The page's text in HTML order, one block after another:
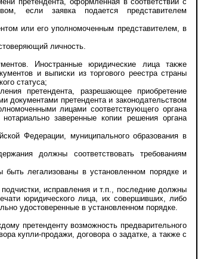
если заявка подается представителем
или его уполномоченным представителем, в
личность.
Иностранные юридические лица также
и выписки из торгового реестра страны
статуса;
претендента, разрешающее приобретение
документами претендента и законодательством
лицами соответствующего органа
заверенные копии решения органа
Федерации, муниципального образования в
должны соответствовать требованиям
легализованы в установленном порядке и
исправления и т.п., последние должны
юридического лица, их совершивших, либо
удостоверенные в установленном порядке.
претенденту возможность предварительного
купли-продажи, договора о задатке, а также с